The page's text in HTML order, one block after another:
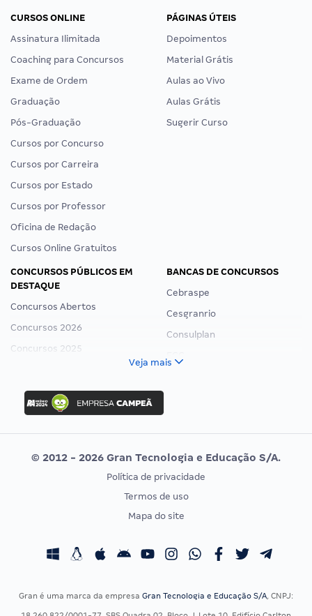
CURSOS ONLINE
Assinatura Ilimitada
Coaching para Concursos
Exame de Ordem
Graduação
Pós-Graduação
Cursos por Concurso
Cursos por Carreira
Cursos por Estado
Cursos por Professor
Oficina de Redação
Cursos Online Gratuitos
PÁGINAS ÚTEIS
Depoimentos
Material Grátis
Aulas ao Vivo
Aulas Grátis
Sugerir Curso
CONCURSOS PÚBLICOS EM
DESTAQUE
Concursos Abertos
Concursos 2026
Concursos 2025
Concurso Nacional Unificado
Concurso Ibama
Concurso MPU
Editais publicados
BANCAS DE CONCURSOS
Cebraspe
Cesgranrio
Consulplan
Vunesp
CONCURSOS POR PROFISSÃO
Concursos Fiscais
EXAME DE ORDEM
Calendário OAB
Veja mais
© 2012 - 2026 Gran Tecnologia e Educação S/A.
Política de privacidade
Termos de uso
Mapa do site
Gran é uma marca da empresa Gran Tecnologia e Educação S/A, CNPJ: